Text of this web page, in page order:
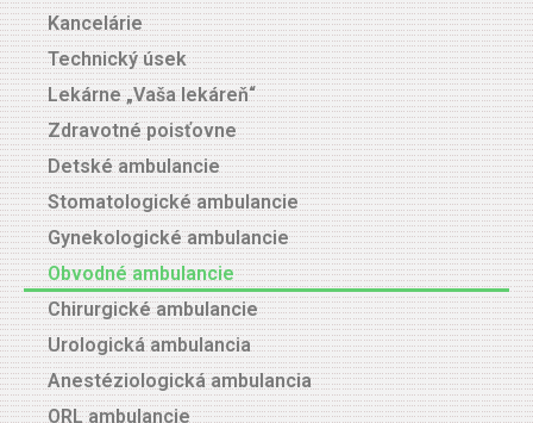
Kancelárie
Technický úsek
Lekárne „Vaša lekáreň“
Zdravotné poisťovne
Detské ambulancie
Stomatologické ambulancie
Gynekologické ambulancie
Obvodné ambulancie
Chirurgické ambulancie
Urologická ambulancia
Anestéziologická ambulancia
ORL ambulancie